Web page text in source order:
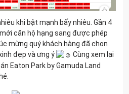
khi bật mạnh bấy nhiêu. Gần 4
căn hộ hạng sang được phép
mừng quý khách hàng đã chọn
đẹp và ưng ý
Cùng xem lại
Eaton Park by Gamuda Land